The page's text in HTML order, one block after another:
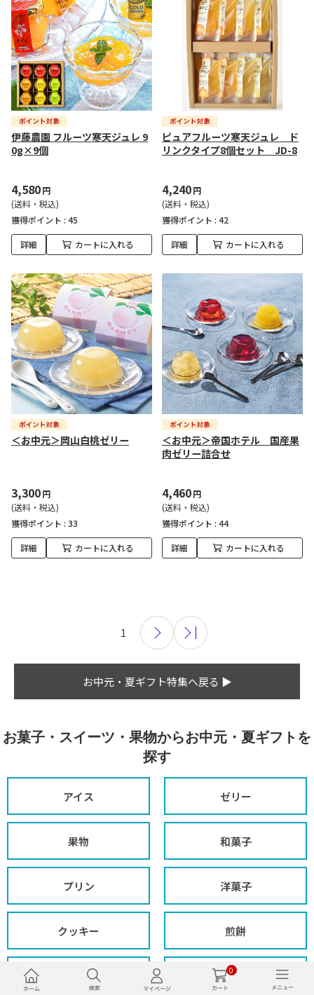
0
伊藤農園 フルーツ寒天ジュレ 9
0g×9個
4,580円
(送料・税込)
獲得ポイント : 45
詳細 カートに入れる
ピュアフルーツ寒天ジュレ ド
リンクタイプ8個セット JD-8
4,240円
(送料・税込)
獲得ポイント : 42
詳細 カートに入れる
＜お中元＞岡山白桃ゼリー
3,300円
(送料・税込)
獲得ポイント : 33
詳細 カートに入れる
＜お中元＞帝国ホテル 国産果
肉ゼリー詰合せ
4,460円
(送料・税込)
獲得ポイント : 44
詳細 カートに入れる
1
お中元・夏ギフト特集へ戻る ▶
お菓子・スイーツ・果物からお中元・夏ギフトを
探す
アイス ゼリー
果物 和菓子
プリン 洋菓子
クッキー 煎餅
高級スイーツ ようかん